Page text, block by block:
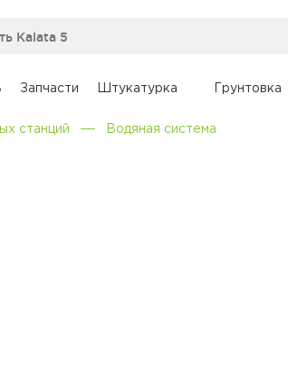
Запчасти Штукатурка Грунтовка
станций Водяная система